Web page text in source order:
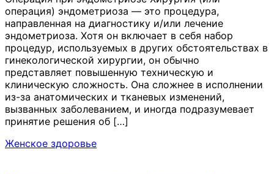
операция) эндометриоза — это процедура,
направленная на диагностику и/или лечение
эндометриоза. Хотя он включает в себя набор
процедур, используемых в других обстоятельствах в
гинекологической хирургии, он обычно
представляет повышенную техническую и
клиническую сложность. Она сложнее в исполнении
из-за анатомических и тканевых изменений,
вызванных заболеванием, и иногда подразумевает
принятие решения об […]
Женское здоровье